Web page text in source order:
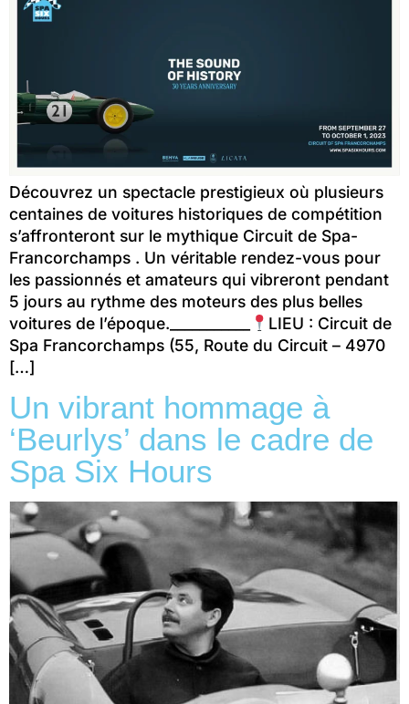
Découvrez un spectacle prestigieux où plusieurs
centaines de voitures historiques de compétition
s’affronteront sur le mythique Circuit de Spa-
Francorchamps . Un véritable rendez-vous pour
les passionnés et amateurs qui vibreront pendant
5 jours au rythme des moteurs des plus belles
voitures de l’époque.___________
LIEU : Circuit de
Spa Francorchamps (55, Route du Circuit – 4970
[…]
Un vibrant hommage à
‘Beurlys’ dans le cadre de
Spa Six Hours